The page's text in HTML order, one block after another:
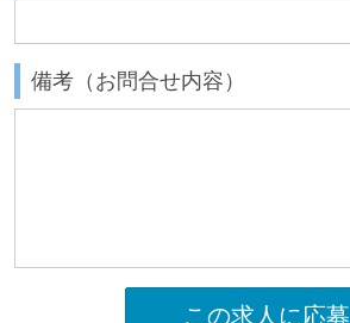
備考（お問合せ内容）
この求人に応募